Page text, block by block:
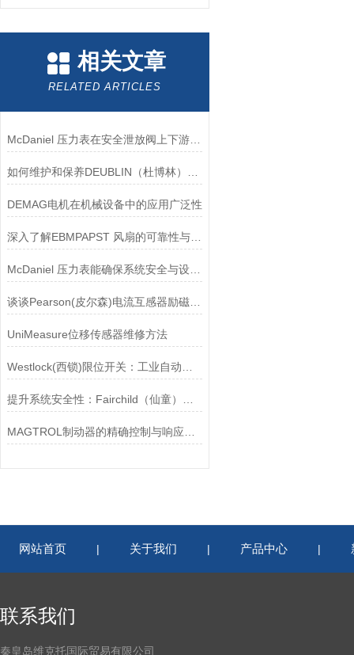
相关文章
RELATED ARTICLES
McDaniel 压力表在安全泄放阀上下游压力监测中的应用
DEMAG电机在机械设备中的应用广泛性
深入了解EBMPAPST 风扇的可靠性与耐用性
McDaniel 压力表能确保系统安全与设备寿命延长
谈谈Pearson(皮尔森)电流互感器励磁特性试验的目的
UniMeasure位移传感器维修方法
网站首页 | 关于我们 | 产品中心 |
联系我们
秦皇岛维克托国际贸易有限公司